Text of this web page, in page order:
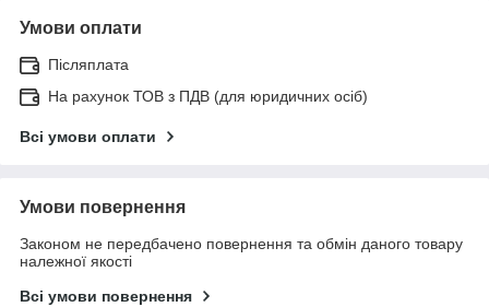
Умови оплати
Післяплата
На рахунок ТОВ з ПДВ (для юридичних осіб)
Всі умови оплати
Умови повернення
Законом не передбачено повернення та обмін даного товару
належної якості
Всі умови повернення